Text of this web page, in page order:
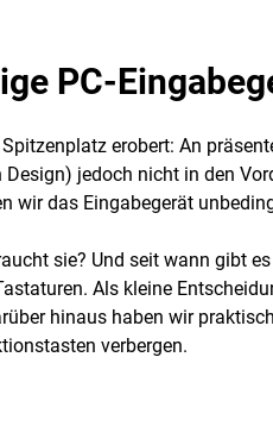
PC-
erobert: An
jedoch nicht in den
wir das Eingabegerät
sie? Und seit wann gibt
Als kleine
hinaus haben wir
verbergen.